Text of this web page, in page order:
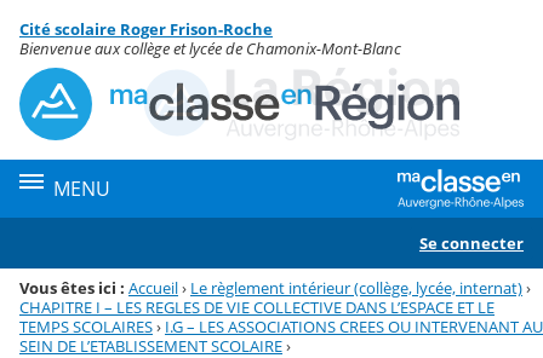
Menu de la rubrique
Contenu
Cité scolaire Roger Frison-Roche
Bienvenue aux collège et lycée de Chamonix-Mont-Blanc
MENU
Se connecter
Vous êtes ici : Accueil› Le règlement intérieur (collège, lycée, internat)›
CHAPITRE I – LES REGLES DE VIE COLLECTIVE DANS L’ESPACE ET LE
TEMPS SCOLAIRES› I.G – LES ASSOCIATIONS CREES OU INTERVENANT AU
SEIN DE L’ETABLISSEMENT SCOLAIRE›